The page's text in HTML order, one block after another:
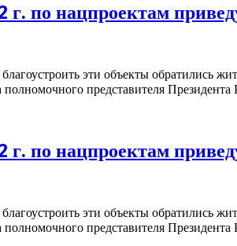
г. по нацпроектам
эти объекты обратились
полномочного представителя
г. по нацпроектам
эти объекты обратились
полномочного представителя